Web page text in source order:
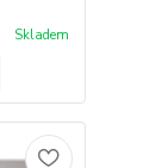
Skladem